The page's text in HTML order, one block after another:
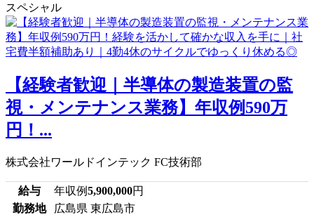
スペシャル
【経験者歓迎｜半導体の製造装置の監
視・メンテナンス業務】年収例590万
円！...
株式会社ワールドインテック FC技術部
給与 年収例5,900,000円
勤務地
広島県 東広島市